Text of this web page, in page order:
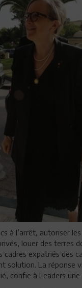
à l’arrêt, autoriser
louer des terres
expatriés des
La réponse
confie à Leaders une